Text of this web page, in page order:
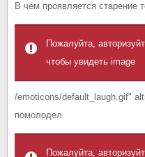
В чем проявляется старение
Пожалуйта,
чтобы увидеть image
/emoticons/default_laugh.gif"
помолодел
Пожалуйта,